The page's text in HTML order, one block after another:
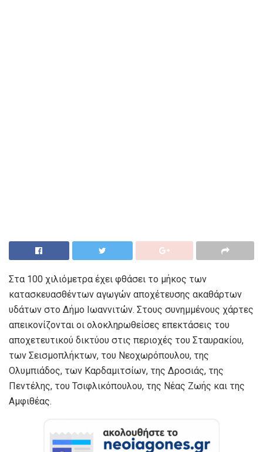
Στα 100 χιλιόμετρα έχει φθάσει το μήκος των
κατασκευασθέντων αγωγών αποχέτευσης ακαθάρτων
υδάτων στο Δήμο Ιωαννιτών. Στους συνημμένους χάρτες
απεικονίζονται οι ολοκληρωθείσες επεκτάσεις του
αποχετευτικού δικτύου στις περιοχές του Σταυρακίου,
των Σεισμοπλήκτων, του Νεοχωρόπουλου, της
Ολυμπιάδος, των Καρδαμιτσίων, της Δροσιάς, της
Πεντέλης, του Τσιφλικόπουλου, της Νέας Ζωής και της
Αμφιθέας.